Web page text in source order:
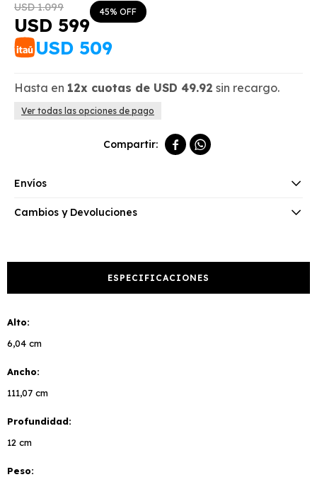
USD 599
USD 1.099 45
USD 509
Hasta en 12x cuotas de USD 49.92 sin recargo.
Ver todas las opciones de pago
 
Envíos
Cambios y Devoluciones
ESPECIFICACIONES
Alto
6,04 cm
Ancho
111,07 cm
Profundidad
12 cm
Peso